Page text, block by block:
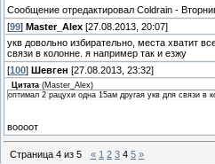
Сообщение отредактировал Coldrain -
[99] Master_Alex [27.08.2013, 20:07]
укв довольно избирательно, места хватит
связи в колонне. я например так и езжу
[100] Шевген [27.08.2013, 23:32]
Цитата (Master_Alex)
оптимал 2 рацухи одна 15ам другая укв для связи в
воооот
Страница 4 из 5 « 1 2 3 4 5 »